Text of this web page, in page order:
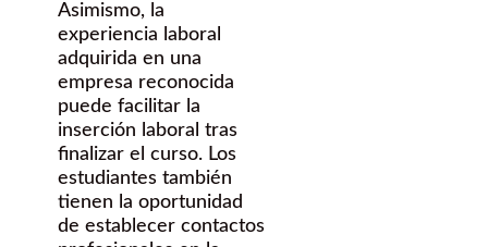
Asimismo, la
experiencia laboral
adquirida en una
empresa reconocida
puede facilitar la
inserción laboral tras
finalizar el curso. Los
estudiantes también
tienen la oportunidad
de establecer contactos